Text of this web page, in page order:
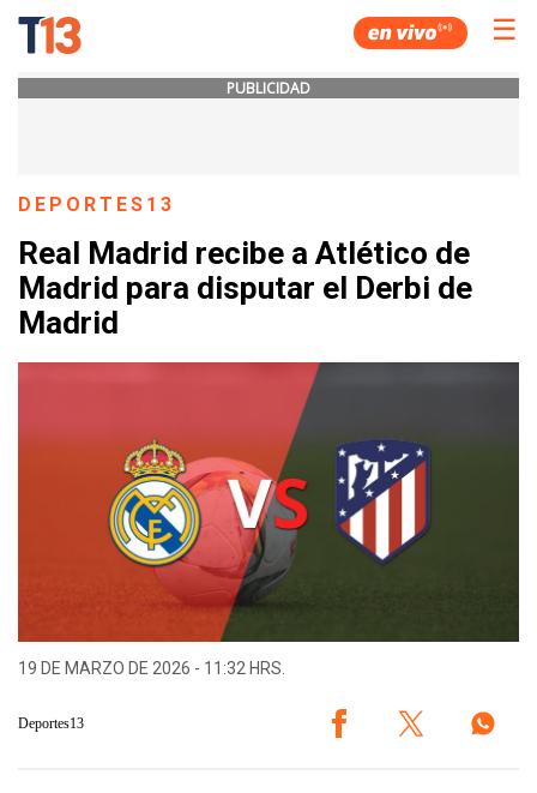
☰
PUBLICIDAD
DEPORTES13
Real Madrid recibe a Atlético de
Madrid para disputar el Derbi de
Madrid
19 DE MARZO DE 2026 - 11:32 HRS.
Deportes13